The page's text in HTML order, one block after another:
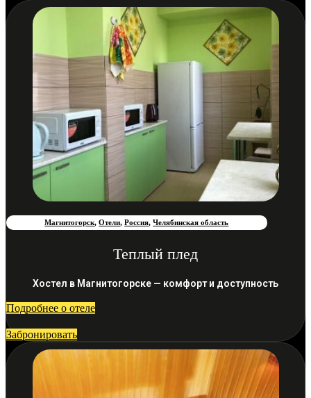
Магнитогорск,Отели,Россия,Челябинская область
Теплый плед
Хостел в Магнитогорске — комфорт и доступность
Подробнее о отеле
Забронировать